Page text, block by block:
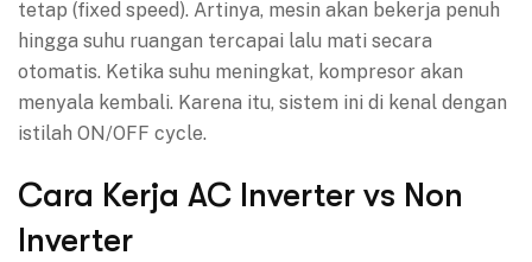
tetap (fixed speed). Artinya, mesin akan bekerja penuh
hingga suhu ruangan tercapai lalu mati secara
otomatis. Ketika suhu meningkat, kompresor akan
menyala kembali. Karena itu, sistem ini di kenal dengan
istilah ON/OFF cycle.
Cara Kerja AC Inverter vs Non
Inverter